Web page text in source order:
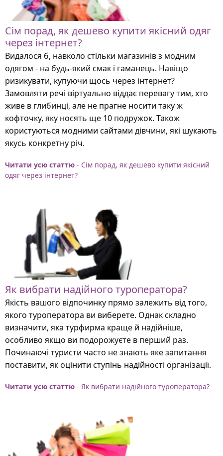
Сім порад, як дешево купити якісний одяг
через інтернет?
Видалося б, навколо стільки магазинів з модним
одягом - на будь-який смак і гаманець. Навіщо
ризикувати, купуючи щось через інтернет?
Замовляти речі віртуально віддає перевагу тим, хто
живе в глибинці, але не прагне носити таку ж
кофточку, яку носять ще 10 подружок. Також
користуються модними сайтами дівчини, які шукають
якусь конкретну річ.
Читати усю статтю - Сім порад, як дешево купити якісний
одяг через інтернет?
Як вибрати надійного туроператора?
Якість вашого відпочинку прямо залежить від того,
якого туроператора ви виберете. Однак складно
визначити, яка турфирма краще й надійніше,
особливо якщо ви подорожуєте в перший раз.
Починаючі туристи часто не знають яке запитання
поставити, як оцінити ступінь надійності організації.
Читати усю статтю - Як вибрати надійного туроператора?